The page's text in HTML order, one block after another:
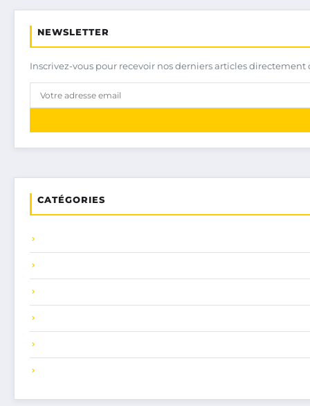
NEWSLETTER
Inscrivez-vous pour recevoir nos derniers articles
CATÉGORIES